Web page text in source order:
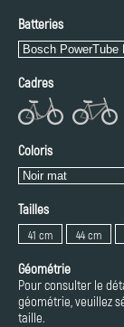
Batteries
Cadres
Coloris
Tailles
41 cm 44 cm
Géométrie
Pour consulter le
géométrie, veuillez
taille.